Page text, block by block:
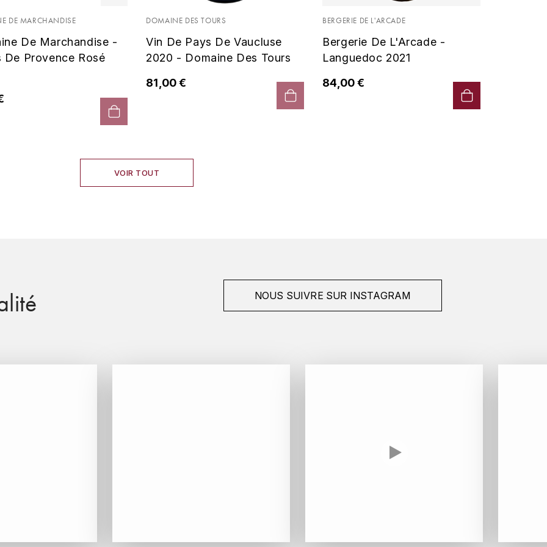
DE MARCHANDISE
De Marchandise -
De Provence Rosé
DOMAINE DES TOURS
Vin De Pays De Vaucluse
2020 - Domaine Des Tours
81,00 €
BERGERIE DE L'ARCADE
Bergerie De L'Arcade -
Languedoc 2021
84,00 €
VOIR TOUT
NOUS SUIVRE SUR INSTAGRAM